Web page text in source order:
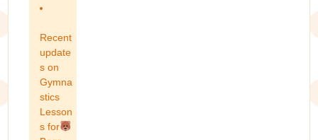
Recent
update
s on
Gymna
stics
Lesson
s for